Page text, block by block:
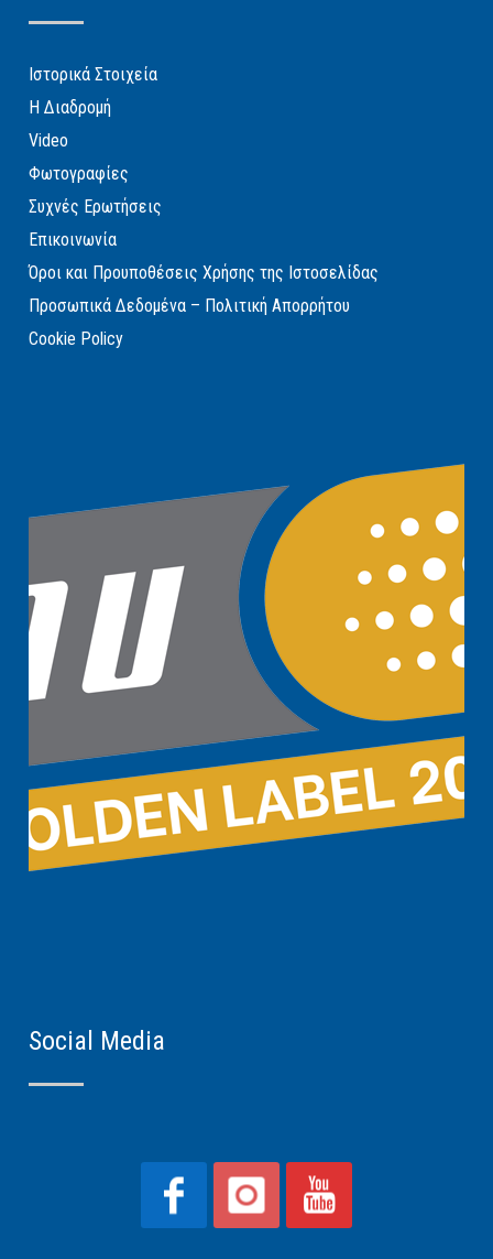
Ιστορικά Στοιχεία
Η Διαδρομή
Video
Φωτογραφίες
Συχνές Ερωτήσεις
Επικοινωνία
Όροι και Προυποθέσεις Χρήσης της Ιστοσελίδας
Προσωπικά Δεδομένα – Πολιτική Απορρήτου
Cookie Policy
Social Media